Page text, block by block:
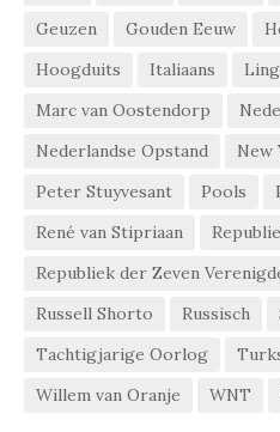
Geuzen
Gouden Eeuw
Hoogduits
Italiaans
Marc van Oostendorp
Nederlandse Opstand
New
Peter Stuyvesant
Pools
René van Stipriaan
Republiek der Zeven
Russell Shorto
Russisch
Tachtigjarige Oorlog
Willem van Oranje
WNT